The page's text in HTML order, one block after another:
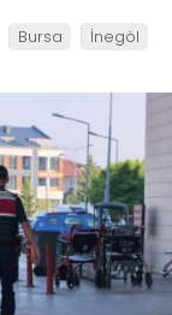
Bursa İnegöl